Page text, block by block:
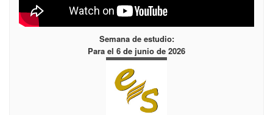
Semana de estudio:
Para el 6 de junio de 2026